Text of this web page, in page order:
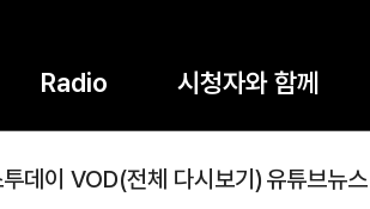
Radio 시청자와 함께
데이 VOD(전체 다시보기) 유튜브뉴스